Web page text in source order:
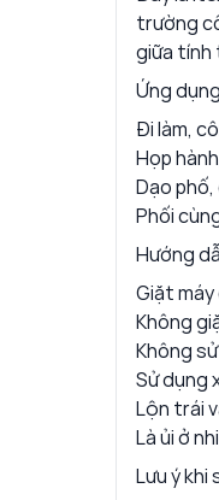
trường
giữa tính
Ứng
Đi làm,
Họp
Dạo
Phối
Hướng
Giặt
Không
Không
Sử dụng
Lộn trái
Là ủi ở
Lưu ý khi